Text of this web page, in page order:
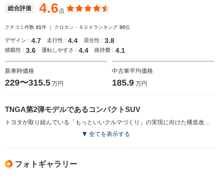
総合評価 4.6点
クチコミ件数 31件 ｜ クロカン・ＳＵＶランキング 30位
デザイン : 4.7 走行性 : 4.4 居住性 : 3.8
積載性 : 3.6 運転しやすさ : 4.4 維持費 : 4.1
新車時価格
229〜315.5 万円
中古車平均価格
185.9 万円
TNGA第2弾モデルであるコンパクトSUV
トヨタが取り組んでいる「もっといいクルマづくり」の実現に向けた構造改革である、TNGAの第2号車として登場したコンパクトSUV。TNGA第1号車のプリウスとプラットフォームを共通にしながらも、独自の味付けが与えられた。エクステリアはスピード感あるキャビン形状、彫刻的な面造形など、独創的なスタイルが追求されている。エンジンは最高出力98ps＋72ps（モーター）を発生する1.8Lのハイブリッドと、同116psを発生する1.2Lのダウンサイジングターボが用意された。駆動方式は前者がFFで後者が4WDとなる。JC08モード燃費も優れており、前者は30.2km/L、後者は15.4km/Lを実現。いずれもエコカー減税の対象となっている（2016.12）
全てを表示する
フォトギャラリー